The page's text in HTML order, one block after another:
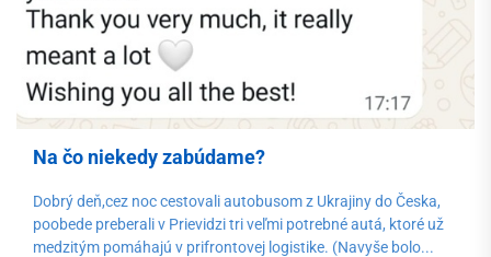
Na čo niekedy zabúdame?
Dobrý deň,cez noc cestovali autobusom z Ukrajiny do Česka,
poobede preberali v Prievidzi tri veľmi potrebné autá, ktoré už
medzitým pomáhajú v prifrontovej logistike. (Navyše bolo...